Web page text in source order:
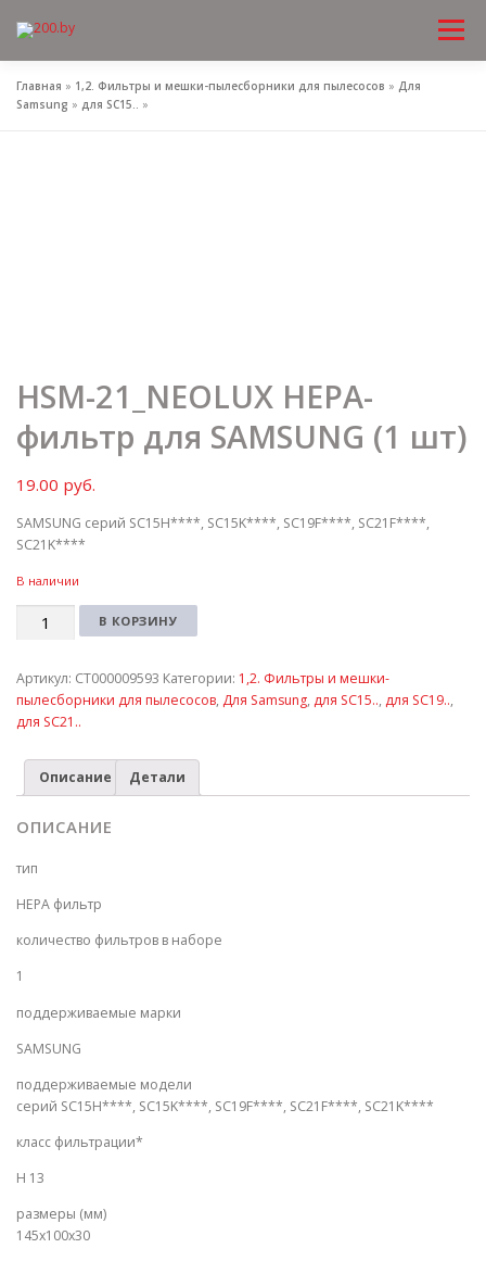
Главная » 1,2. Фильтры и мешки-пылесборники для пылесосов » Для
Samsung » для SC15.. »
HSM-21_NEOLUX HEPA-
фильтр для SAMSUNG (1 шт)
19.00 руб.
SAMSUNG серий SC15H****, SC15K****, SC19F****, SC21F****,
SC21K****
В наличии
Количество В КОРЗИНУ
Артикул: СТ000009593 Категории: 1,2. Фильтры и мешки-
пылесборники для пылесосов, Для Samsung, для SC15.., для SC19..,
для SC21..
Описание Детали
ОПИСАНИЕ
тип
HEPA фильтр
количество фильтров в наборе
1
поддерживаемые марки
SAMSUNG
поддерживаемые модели
серий SC15H****, SC15K****, SC19F****, SC21F****, SC21K****
класс фильтрации*
H 13
размеры (мм)
145x100x30